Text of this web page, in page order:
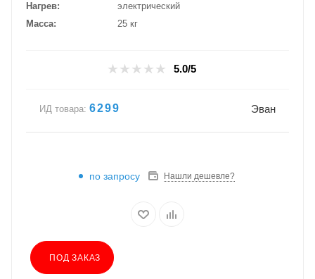
Нагрев
электрический
Масса
25 кг
5.0/5
ИД товара: 6299 Эван
по запросу Нашли дешевле?
ПОД ЗАКАЗ